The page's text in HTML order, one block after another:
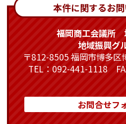
本件に関するお
福岡商工会議所
地域振興グ
〒812-8505 福岡市博多
TEL：092-441-1118
お問合せフ